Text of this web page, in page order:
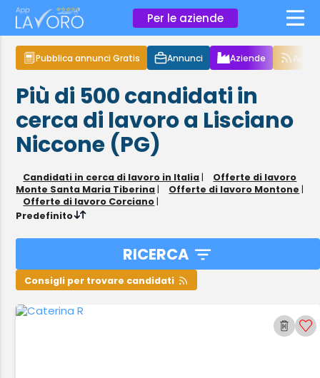
Per le aziende ×
Pubblica annunci Gratis Annunci Aziende
Più di 500candidati in
cerca di lavoroa Lisciano
Niccone (PG)
Candidati in cerca di lavoro in Italia |
Offerte di lavoro
Monte Santa Maria Tiberina | Offerte di lavoro Montone |
Offerte di lavoro Corciano |
Predefinito
RICERCA
Consigli per trovare candidati